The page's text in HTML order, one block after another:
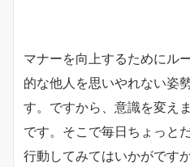
マナーを向上するためにル
的な他人を思いやれない姿
す。ですから、意識を変え
です。そこで毎日ちょっと
行動してみてはいかがです